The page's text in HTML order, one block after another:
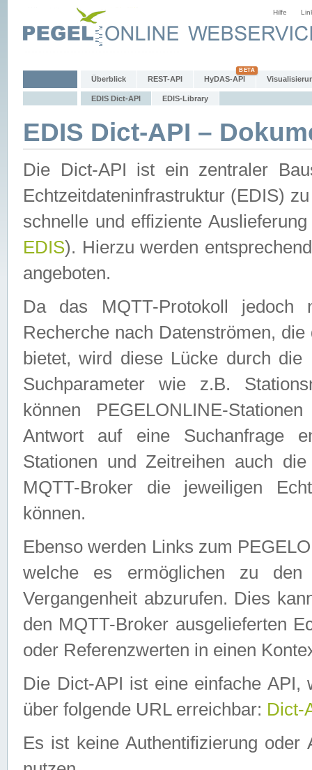
Hilfe
Überblick REST-API HyDAS-API
EDIS Dict-API EDIS-Library
EDIS Dict-API –
Die Dict-API ist ein zentraler
Echtzeitdateninfrastruktur (EDIS)
schnelle und effiziente
EDIS). Hierzu werden
angeboten.
Da das MQTT-Protokoll jedoch
Recherche nach Datenströmen,
bietet, wird diese Lücke durch die
Suchparameter wie z.B.
können PEGELONLINE-
Antwort auf eine Suchanfrage
Stationen und Zeitreihen auch
MQTT-Broker die jeweiligen
können.
Ebenso werden Links zum
welche es ermöglichen zu den
Vergangenheit abzurufen. Dies
den MQTT-Broker ausgelieferten
oder Referenzwerten in einen
Die Dict-API ist eine einfache API,
über folgende URL erreichbar: Dict-
Es ist keine Authentifizierung